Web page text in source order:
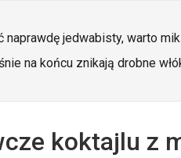
naprawdę jedwabisty, warto
na końcu znikają drobne
koktajlu z